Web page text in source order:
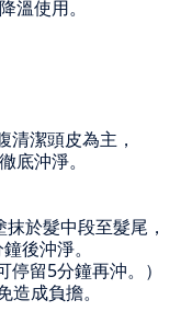
溫使用。
潔頭皮為主，
底沖淨。
於髮中段至髮尾，
後沖淨。
停留5分鐘再沖。）
成負擔。